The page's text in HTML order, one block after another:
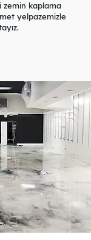
zemin kaplama
yelpazemizle